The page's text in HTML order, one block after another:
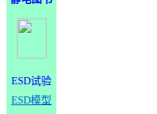
ESD试验
ESD模型